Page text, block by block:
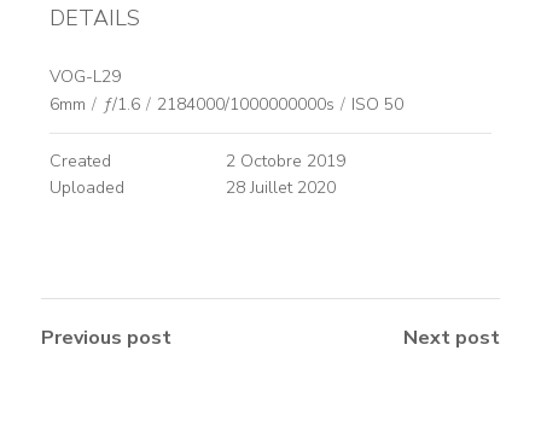
DETAILS
VOG-L29
6mm / ƒ/1.6 / 2184000/1000000000s / ISO 50
Created
2 Octobre 2019
Uploaded
28 Juillet 2020
Previous post Next post